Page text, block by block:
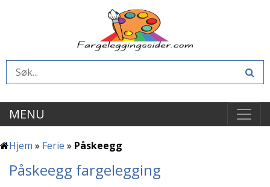
MENU
Hjem » Ferie » Påskeegg
Påskeegg fargelegging